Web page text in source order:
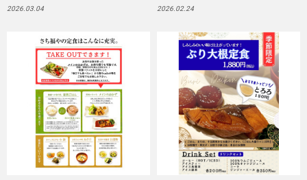
2026.03.04 2026.02.24